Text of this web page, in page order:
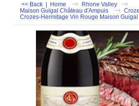
<< Back | Home
Rhone Valley
Maison Guigal Château d'Ampuis
Crozes-Hermitage Vin Rouge Maison Guigal